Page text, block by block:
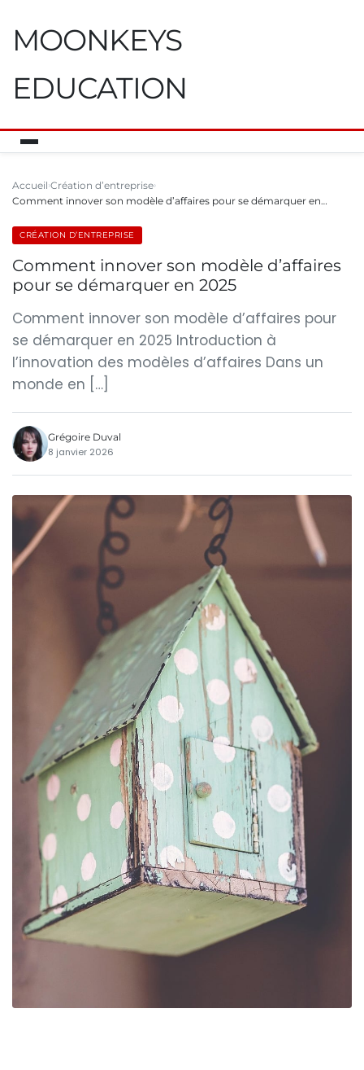
MOONKEYS
EDUCATION
Accueil Création d’entreprise
Comment innover son modèle d’affaires pour se démarquer en…
CRÉATION D’ENTREPRISE
Comment innover son modèle d’affaires
pour se démarquer en 2025
Comment innover son modèle d’affaires pour
se démarquer en 2025 Introduction à
l’innovation des modèles d’affaires Dans un
monde en […]
Grégoire Duval
8 janvier 2026